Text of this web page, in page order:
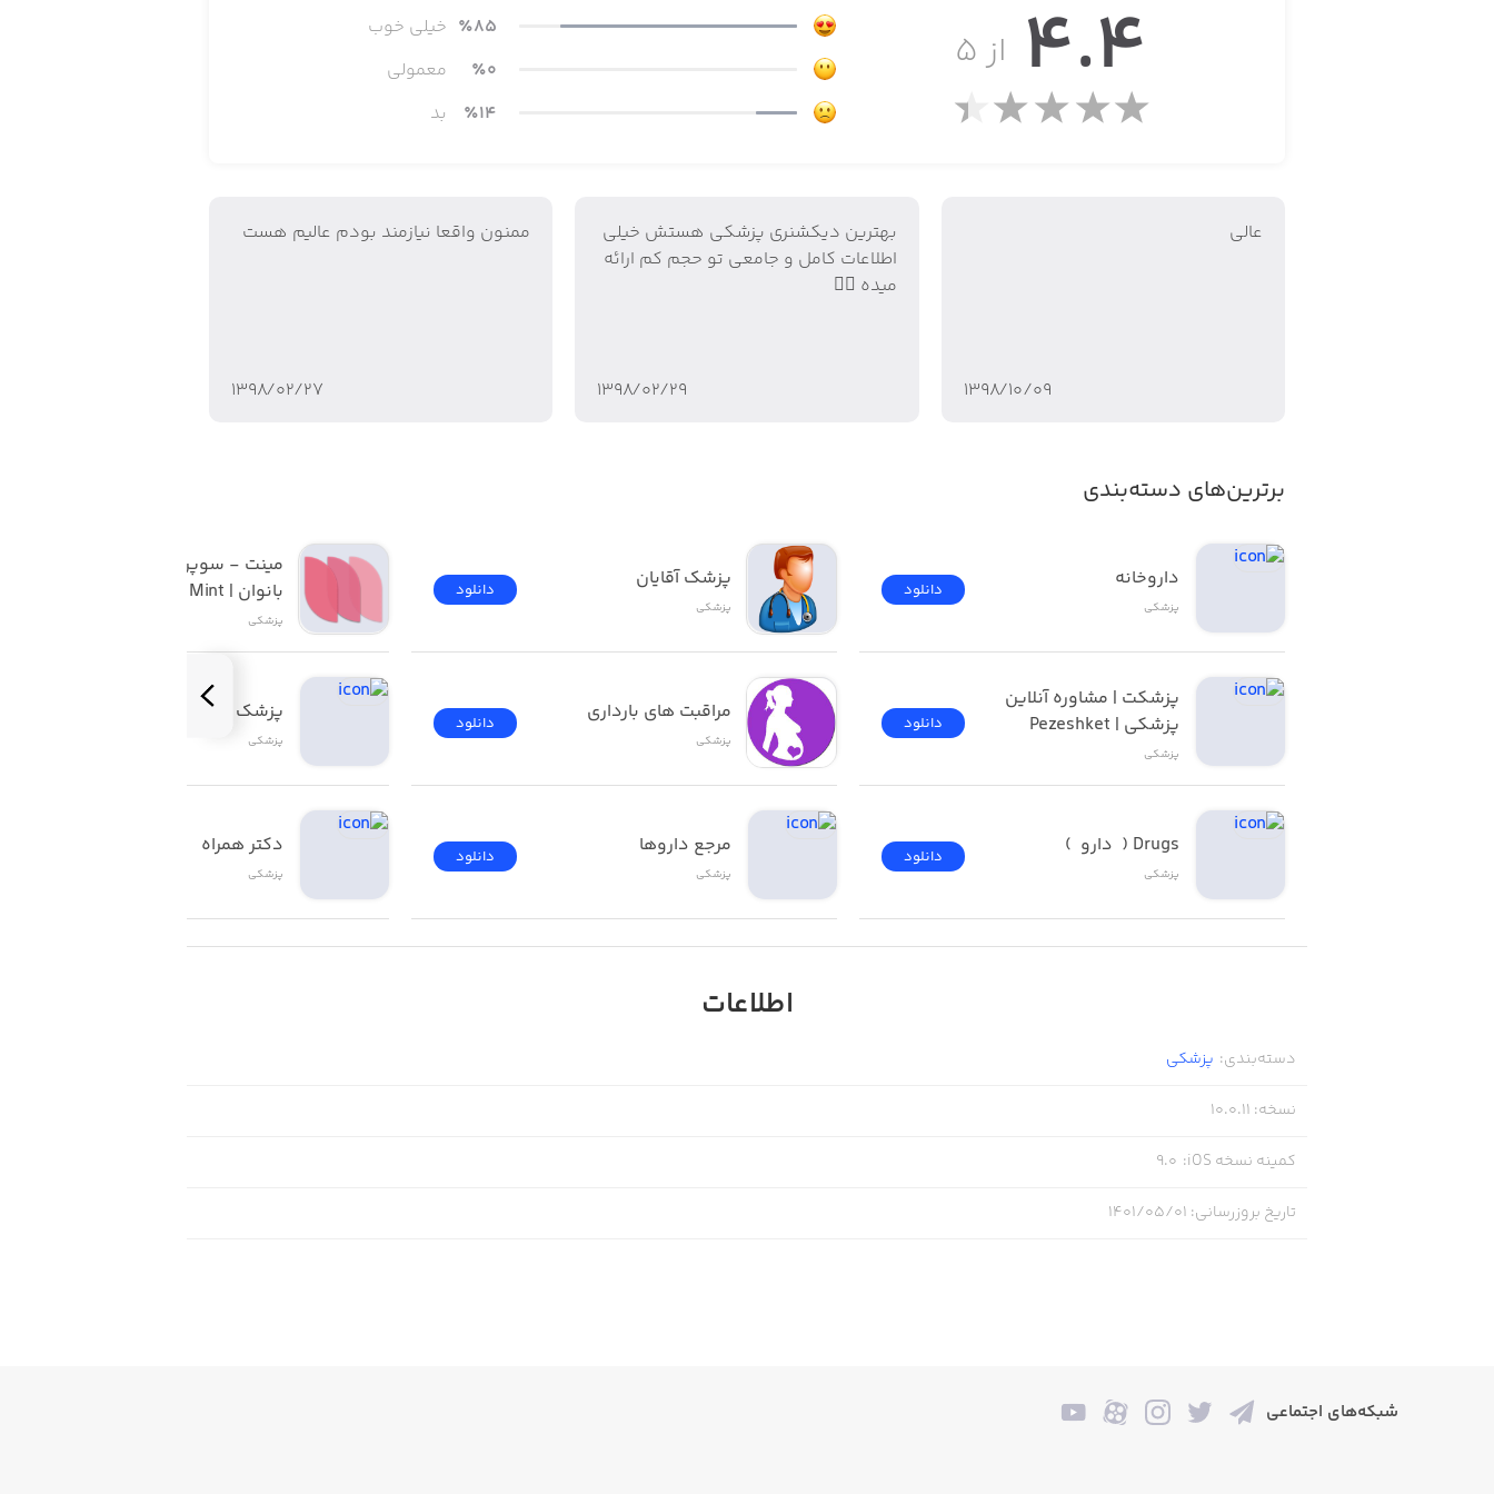
اپلیکیشن از قابلیت جست‌وجوی صوتی هم پشتیبانی می‌کند. در اپلیکیشن Dorland Medical Illustrated قسمت ویژه‌ آموزشی هم وجود دارد که
از طریق ابزارها و فلش‌کارت‌ها، می‌توانید اصطلاحات پزشکی را بیاموزید.
• ابزار جست‌وجو با قابلیت تکمیل خودکار عبارت
• ابزارها و فلش‌کارت‌های آموزشی
از ۵ 4.4 ٪85
خیلی خوب
٪0
معمولی
٪14 بد
عالی
۱۳۹۸/۱۰/۰۹
بهترین دیکشنری پزشکی هستش خیلی
اطلاعات کامل و جامعی تو حجم کم ارائه
میده 👍🏻
۱۳۹۸/۰۲/۲۹
ممنون واقعا نيازمند بودم عاليم هست
۱۳۹۸/۰۲/۲۷
برترین‌های دسته‌بندی
داروخانه
پزشکی
دانلود
پزشکی | Pezeshket
پزشکی
دانلود
Drugs (  دارو  )
پزشکی
دانلود
پزشک آقایان
پزشکی
دانلود
مراقبت های بارداری
پزشکی
دانلود
مرجع داروها
پزشکی
دانلود
بانوان | Mint
پزشکی
پزشک طرح
پزشکی
دکتر همراه
پزشکی
اطلاعات
دسته‌بندی: پزشکی
نسخه:
10.0.11
کمینه نسخه iOS :
9.0
تاریخ بروزرسانی: ۱۴۰۱/۰۵/۰۱
شبکه‌های اجتماعی